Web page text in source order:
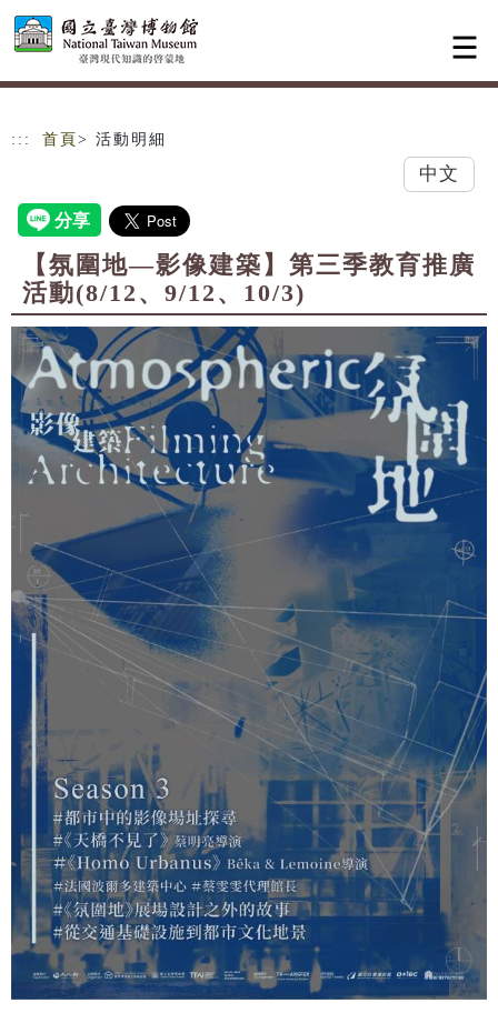
跳到主要內容
網站導覽
::: 首頁 > 活動明細
中文
【氛圍地—影像建築】第三季教育推廣
活動(8/12、9/12、10/3)